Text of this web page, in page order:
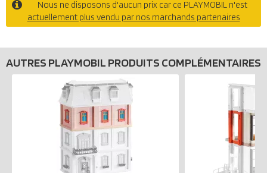
Nous ne disposons d'aucun prix car ce PLAYMOBIL n'est
actuellement plus vendu par nos marchands partenaires
AUTRES PLAYMOBIL PRODUITS COMPLÉMENTAIRES